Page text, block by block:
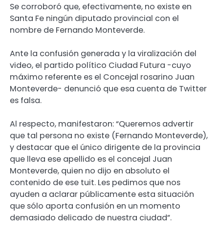
Se corroboró que, efectivamente, no existe en
Santa Fe ningún diputado provincial con el
nombre de Fernando Monteverde.
Ante la confusión generada y la viralización del
video, el partido político Ciudad Futura -cuyo
máximo referente es el Concejal rosarino Juan
Monteverde- denunció que esa cuenta de Twitter
es falsa.
Al respecto, manifestaron: “Queremos advertir
que tal persona no existe (Fernando Monteverde),
y destacar que el único dirigente de la provincia
que lleva ese apellido es el concejal Juan
Monteverde, quien no dijo en absoluto el
contenido de ese tuit. Les pedimos que nos
ayuden a aclarar públicamente esta situación
que sólo aporta confusión en un momento
demasiado delicado de nuestra ciudad”.